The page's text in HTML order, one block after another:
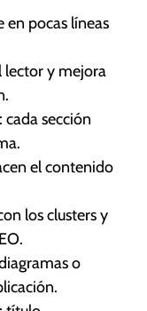
en pocas líneas
lector y mejora
: cada sección
el contenido
los clusters y
o